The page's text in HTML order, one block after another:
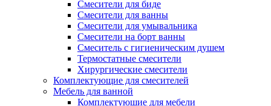
Смесители для биде
Смесители для ванны
Смесители для умывальника
Смесители на борт ванны
Смеситель с гигиеническим душем
Термостатные смесители
Хирургические смесители
Комплектующие для смесителей
Мебель для ванной
Комплектуюшие для мебели